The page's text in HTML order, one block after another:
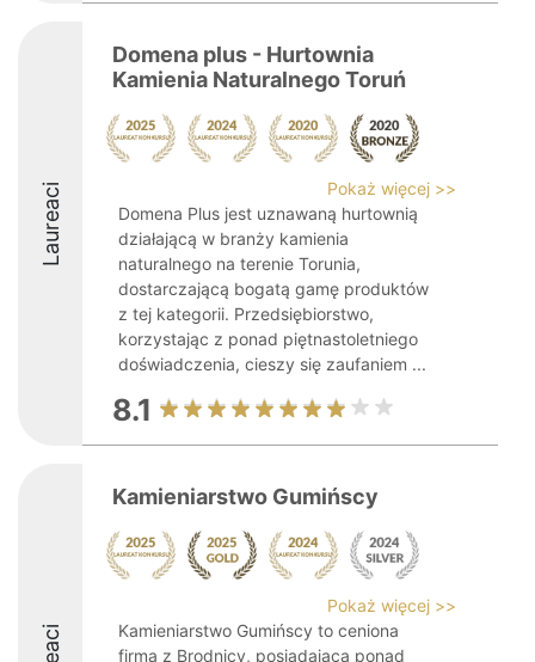
Laureaci
Domena plus - Hurtownia
Kamienia Naturalnego Toruń
Pokaż więcej >>
Domena Plus jest uznawaną hurtownią
działającą w branży kamienia
naturalnego na terenie Torunia,
dostarczającą bogatą gamę produktów
z tej kategorii. Przedsiębiorstwo,
korzystając z ponad piętnastoletniego
doświadczenia, cieszy się zaufaniem ...
8.1
Kamieniarstwo Gumińscy
Pokaż więcej >>
Kamieniarstwo Gumińscy to ceniona
firma z Brodnicy, posiadająca ponad